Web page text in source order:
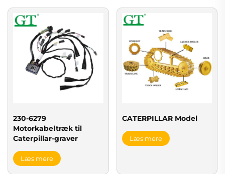
230-6279
Motorkabeltræk til
Caterpillar-graver
Læs mere
CATERPILLAR Model
Læs mere